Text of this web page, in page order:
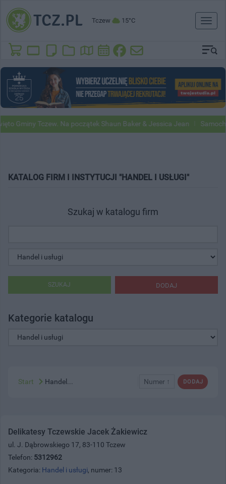
Tczew 15°C
Toggle
Gminy Tczew. Na początek Shaun Baker & Jessica Jean
KATALOG FIRM I INSTYTUCJI "HANDEL I USŁUGI"
Szukaj w katalogu firm
DODAJ
SZUKAJ
Kategorie katalogu
DODAJ
Numer ↑
Start Handel...
Delikatesy Tczewskie Jacek Żakiewicz
ul. J. Dąbrowskiego 17, 83-110 Tczew
Telefon: 5312962
Kategoria: Handel i usługi, numer: 13